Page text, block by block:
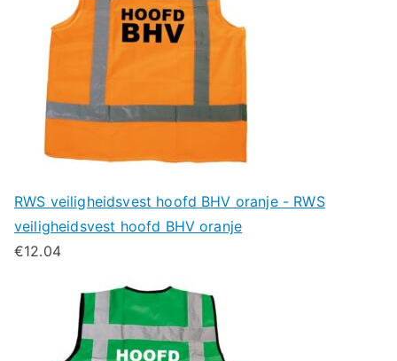
RWS veiligheidsvest hoofd BHV oranje - RWS
veiligheidsvest hoofd BHV oranje
€12.04